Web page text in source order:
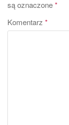
są oznaczone*
Komentarz *